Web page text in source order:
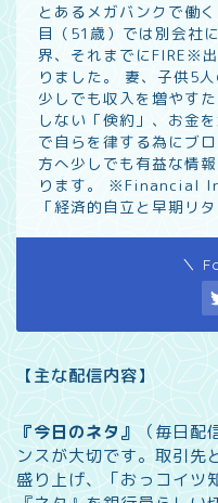
とあるメガバンクで働
目（51歳）では別会社
界、それまでにFIRE※
りました。 妻、子供5
少しでも収入を増やす
しない「倹約」、お金
で自らを律する為にブ
方へ少しでも有益な情
ります。 ※Financial
「経済的自立と早期リタ
＼
【主な配信内容】
『今日のネタ』 （毎日配
ンスが大切です。取引先
盛り上げ、「おっコイツ